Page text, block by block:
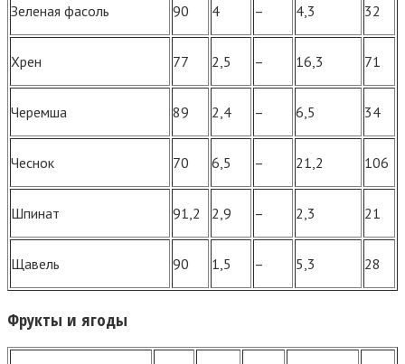
Зеленая фасоль 90 4 – 4,3 32
Хрен 77 2,5 – 16,3 71
Черемша 89 2,4 – 6,5 34
Чеснок 70 6,5 – 21,2 106
Шпинат 91,2 2,9 – 2,3 21
Щавель 90 1,5 – 5,3 28
Фрукты и ягоды